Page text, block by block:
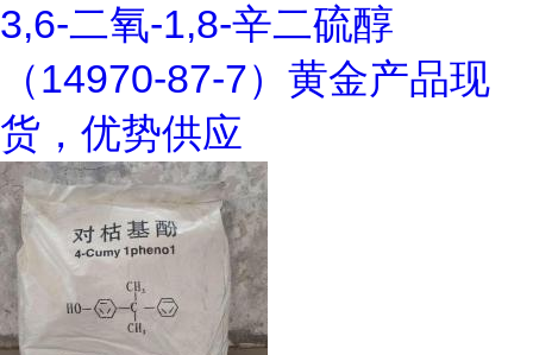
3,6-二氧-1,8-辛二硫醇
（14970-87-7）黄金产品现
货，优势供应